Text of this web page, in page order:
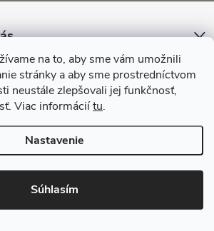
na to, aby sme vám umožnili
stránky a aby sme prostredníctvom
neustále zlepšovali jej funkčnosť,
Viac informáciítu.
Nastavenie
Súhlasím
platby
Vytvoril Shoptet